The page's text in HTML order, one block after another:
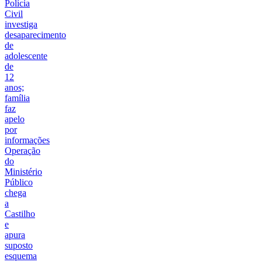
Polícia
Civil
investiga
desaparecimento
de
adolescente
de
12
anos;
família
faz
apelo
por
informações
Operação
do
Ministério
Público
chega
a
Castilho
e
apura
suposto
esquema